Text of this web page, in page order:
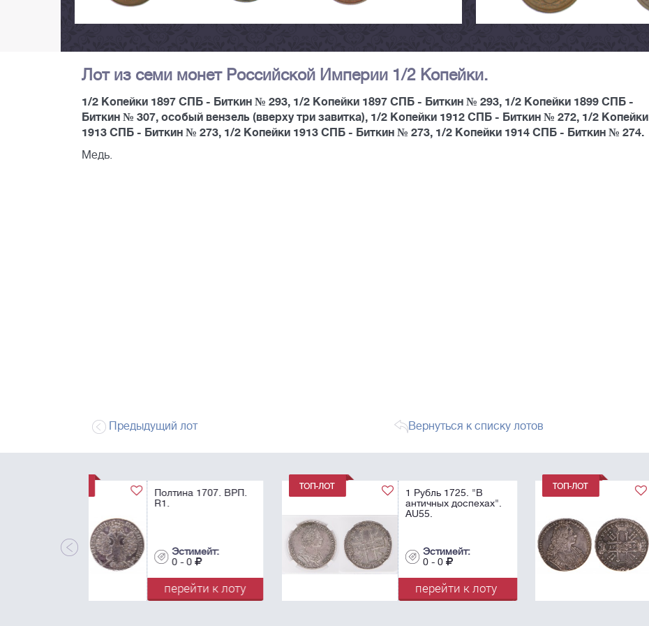
Лот из семи монет Российской Империи 1/2 Копейки.
1/2 Копейки 1897 СПБ - Биткин № 293, 1/2 Копейки 1897 СПБ - Биткин № 293, 1/2 Копейки 1899 СПБ -
Биткин № 307, особый вензель (вверху три завитка), 1/2 Копейки 1912 СПБ - Биткин № 272, 1/2 Копейки
1913 СПБ - Биткин № 273, 1/2 Копейки 1913 СПБ - Биткин № 273, 1/2 Копейки 1914 СПБ - Биткин № 274.
Медь.
Предыдущий лот Вернуться к списку лотов
1 Рубль 1725. "В
перейти к лоту
1 Рубль 1729.
Эстимейт:
перейти к лоту